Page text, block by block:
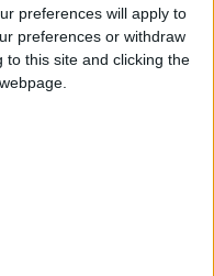
preferences will apply to
preferences or withdraw
this site and clicking the
ao ciclismo,
pedalar. E depois
posição para
e talvez